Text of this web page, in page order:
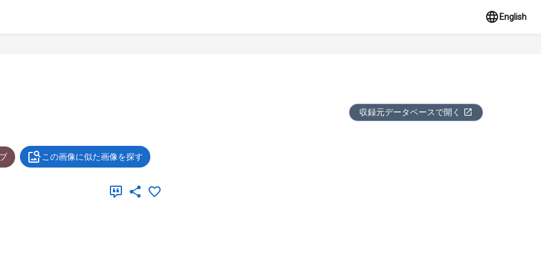
English
収録元データベースで開く
この画像に似た画像を探す